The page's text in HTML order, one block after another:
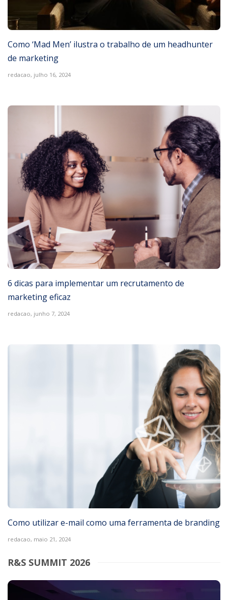
Como ‘Mad Men’ ilustra o trabalho de um headhunter
de marketing
redacao, julho 16, 2024
6 dicas para implementar um recrutamento de
marketing eficaz
redacao, junho 7, 2024
Como utilizar e-mail como uma ferramenta de branding
redacao, maio 21, 2024
R&S SUMMIT 2026